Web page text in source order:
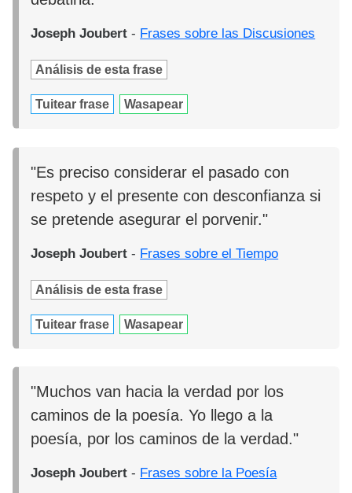
Joseph Joubert - Frases sobre las Discusiones
Análisis de esta frase
Tuitear frase Wasapear
"Es preciso considerar el pasado con
respeto y el presente con desconfianza si
se pretende asegurar el porvenir."
Joseph Joubert - Frases sobre el Tiempo
Análisis de esta frase
Tuitear frase Wasapear
"Muchos van hacia la verdad por los
caminos de la poesía. Yo llego a la
poesía, por los caminos de la verdad."
Joseph Joubert - Frases sobre la Poesía